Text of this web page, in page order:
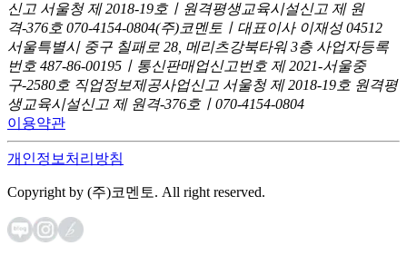
신고 서울청 제 2018-19호ㅣ원격평생교육시설신고 제 원
격-376호 070-4154-0804(주)코멘토ㅣ대표이사 이재성 04512
서울특별시 중구 칠패로 28, 메리츠강북타워 3층 사업자등록
번호 487-86-00195ㅣ통신판매업신고번호 제 2021-서울중
구-2580호 직업정보제공사업신고 서울청 제 2018-19호 원격평
생교육시설신고 제 원격-376호ㅣ070-4154-0804
이용약관
개인정보처리방침
Copyright by (주)코멘토. All right reserved.